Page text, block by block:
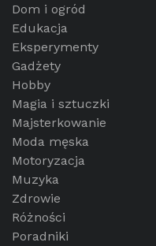
Dom i ogród
Edukacja
Eksperymenty
Gadżety
Hobby
Magia i sztuczki
Majsterkowanie
Moda męska
Motoryzacja
Muzyka
Zdrowie
Różności
Poradniki